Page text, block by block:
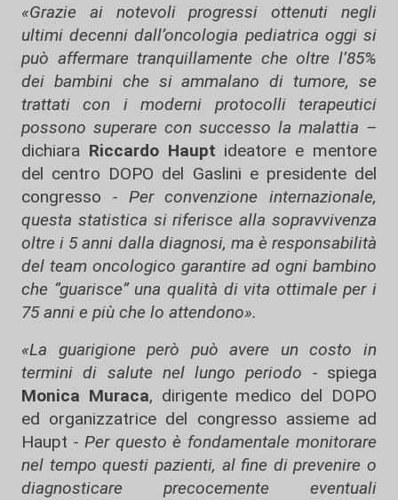
«Grazie ai notevoli progressi ottenuti negli
ultimi decenni dall’oncologia pediatrica oggi si
può affermare tranquillamente che oltre l’85%
dei bambini che si ammalano di tumore, se
trattati con i moderni protocolli terapeutici
possono superare con successo la malattia –
dichiara Riccardo Haupt ideatore e mentore
del centro DOPO del Gaslini e presidente del
congresso - Per convenzione internazionale,
questa statistica si riferisce alla sopravvivenza
oltre i 5 anni dalla diagnosi, ma è responsabilità
del team oncologico garantire ad ogni bambino
che “guarisce” una qualità di vita ottimale per i
75 anni e più che lo attendono».
«La guarigione però può avere un costo in
termini di salute nel lungo periodo - spiega
Monica Muraca, dirigente medico del DOPO
ed organizzatrice del congresso assieme ad
Haupt - Per questo è fondamentale monitorare
nel tempo questi pazienti, al fine di prevenire o
diagnosticare precocemente eventuali